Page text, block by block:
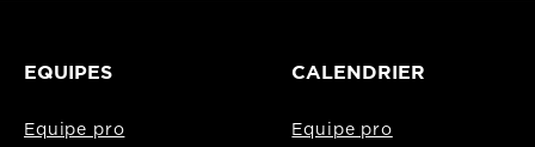
EQUIPES
Equipe pro
CALENDRIER
Equipe pro